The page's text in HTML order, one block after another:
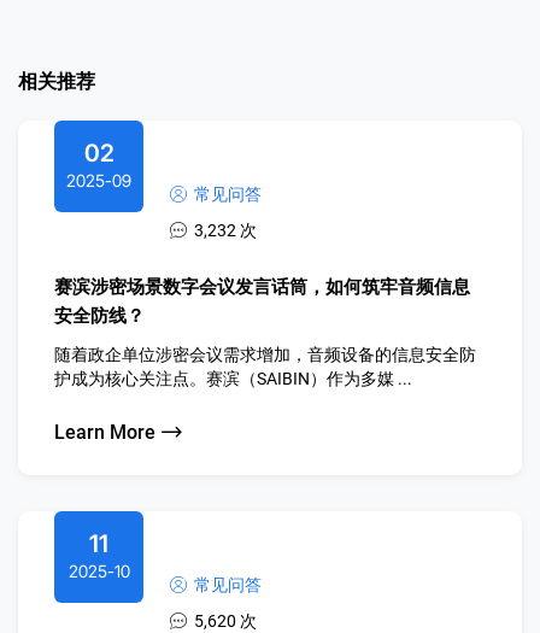
相关推荐
02
2025-09
常见问答
3,232 次
赛滨涉密场景数字会议发言话筒，如何筑牢音频信息
安全防线？
随着政企单位涉密会议需求增加，音频设备的信息安全防
护成为核心关注点。赛滨（SAIBIN）作为多媒 ...
Learn More
11
2025-10
常见问答
5,620 次